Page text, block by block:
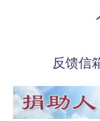
反馈信